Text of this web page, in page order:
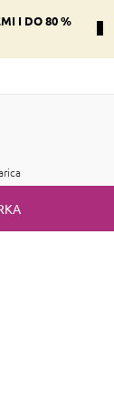
I DO 80 %